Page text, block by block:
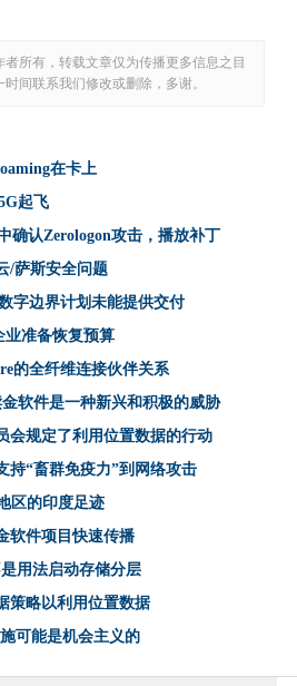
所有，转载文章仅为传播更多信息之目
间联系我们修改或删除，多谢。
在卡上
起飞
确认Zerologon攻击，播放补丁
/萨斯安全问题
字边界计划未能提供交付
业准备恢复预算
的全纤维连接伙伴关系
软件是一种新兴和积极的威胁
会规定了利用位置数据的行动
持“畜群免疫力”到网络攻击
区的印度足迹
软件项目快速传播
用法启动存储分层
策略以利用位置数据
可能是机会主义的